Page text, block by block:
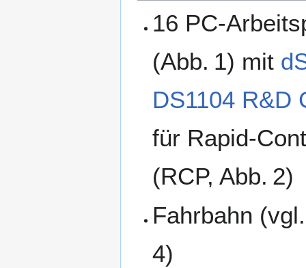
16 PC-
(Abb. 1) mit
DS1104 R&D
für Rapid-
(RCP, Abb. 2)
Fahrbahn
4)